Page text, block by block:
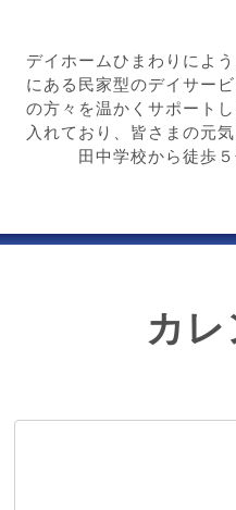
デイホームひまわりによ
にある民家型のデイサー
の方々を温かくサポート
入れており、皆さまの元
田中学校から徒歩
カ